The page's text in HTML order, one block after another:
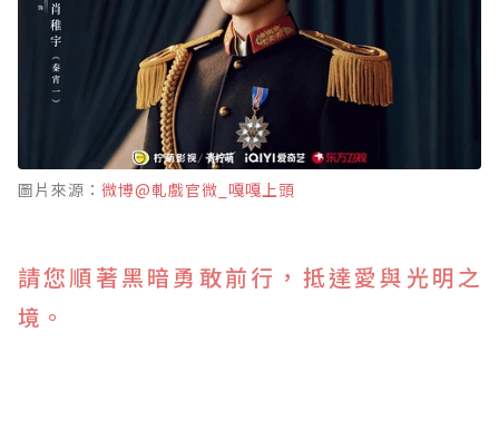
圖片來源： 微博@軋戲官微_嘎嘎上頭
請您順著黑暗勇敢前行，抵達愛與光明之
境。